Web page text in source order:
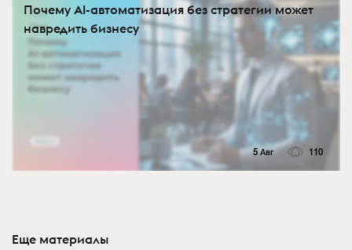
Почему AI-автоматизация без стратегии может
навредить бизнесу
5 Авг 110
Еще материалы